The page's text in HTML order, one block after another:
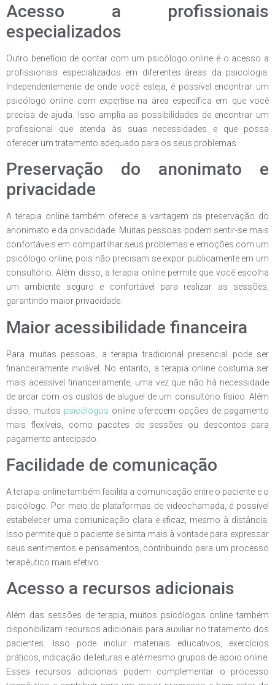
Acesso a profissionais
especializados
Outro benefício de contar com um psicólogo online é o acesso a
profissionais especializados em diferentes áreas da psicologia.
Independentemente de onde você esteja, é possível encontrar um
psicólogo online com expertise na área específica em que você
precisa de ajuda. Isso amplia as possibilidades de encontrar um
profissional que atenda às suas necessidades e que possa
oferecer um tratamento adequado para os seus problemas.
Preservação do anonimato e
privacidade
A terapia online também oferece a vantagem da preservação do
anonimato e da privacidade. Muitas pessoas podem sentir-se mais
confortáveis em compartilhar seus problemas e emoções com um
psicólogo online, pois não precisam se expor publicamente em um
consultório. Além disso, a terapia online permite que você escolha
um ambiente seguro e confortável para realizar as sessões,
garantindo maior privacidade.
Maior acessibilidade financeira
Para muitas pessoas, a terapia tradicional presencial pode ser
financeiramente inviável. No entanto, a terapia online costuma ser
mais acessível financeiramente, uma vez que não há necessidade
de arcar com os custos de aluguel de um consultório físico. Além
disso, muitos psicólogos online oferecem opções de pagamento
mais flexíveis, como pacotes de sessões ou descontos para
pagamento antecipado.
Facilidade de comunicação
A terapia online também facilita a comunicação entre o paciente e o
psicólogo. Por meio de plataformas de videochamada, é possível
estabelecer uma comunicação clara e eficaz, mesmo à distância.
Isso permite que o paciente se sinta mais à vontade para expressar
seus sentimentos e pensamentos, contribuindo para um processo
terapêutico mais efetivo.
Acesso a recursos adicionais
Além das sessões de terapia, muitos psicólogos online também
disponibilizam recursos adicionais para auxiliar no tratamento dos
pacientes. Isso pode incluir materiais educativos, exercícios
práticos, indicação de leituras e até mesmo grupos de apoio online.
Esses recursos adicionais podem complementar o processo